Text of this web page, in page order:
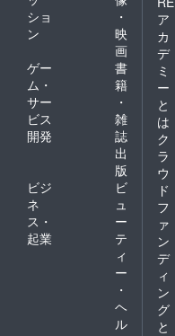
ショ
ン
・
映
画
ゲー
ム・
サー
ビス
開発
書
籍
・
雑
誌
出
版
ビジ
ネ
ス・
起業
ビ
ュ
ー
テ
ィ
ー
・
ヘ
ル
ア
カ
デ
ミ
ー
と
は
ク
ラ
ウ
ド
フ
ァ
ン
デ
ィ
ン
グ
と